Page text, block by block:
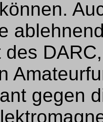
des
gegen